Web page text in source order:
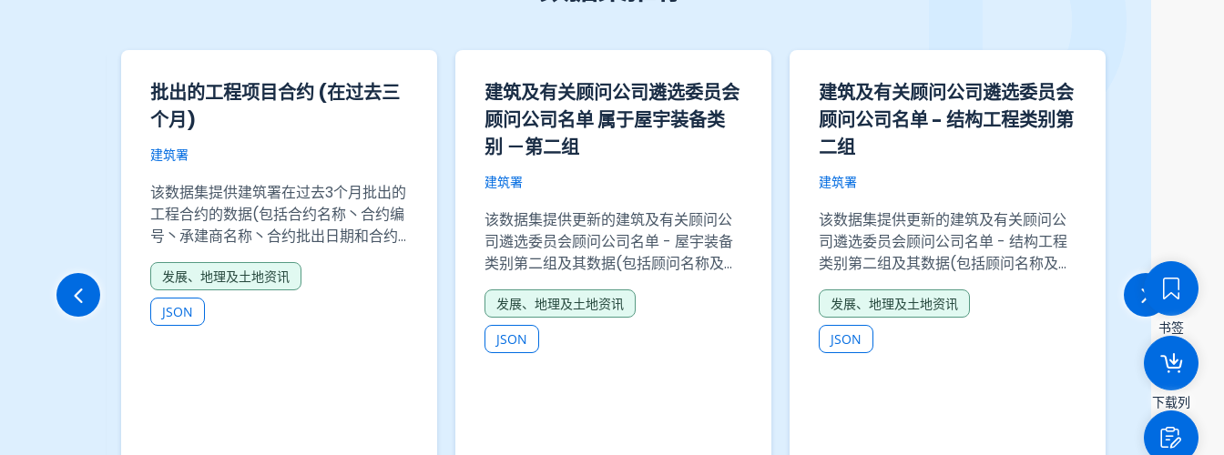
劳动人口、失业和就业不足的统
计数字（不包括外籍家庭佣工）
- 表 210-06318A：按每月就业
粮）及性别划分的就业人数（不
包括外籍家庭佣工）
政府统计处
劳动人口、失业和就业不足的统计数字
（不包括外籍家庭佣工） - 表 210-
劳动人口、失业和就业不足的统
计数字 - 表 210-06312：按主
要工作所属职业及性别划分的就
业人士工作时数中位数
政府统计处
劳动人口、失业和就业不足的统计数字
- 表 210-06312：按主要工作所属职业
及性别划分的就业人士工作时数中位数
就业及劳工
劳动人口、失业和就业不足的统
计数字 - 表 210-06506：按所
有工作时数及性别划分的就业不
足人数
政府统计处
劳动人口、失业和就业不足的统计数字
- 表 210-06506：按所有工作时数及性
别划分的就业不足人数
就业及劳工
JSON
书签
下载列